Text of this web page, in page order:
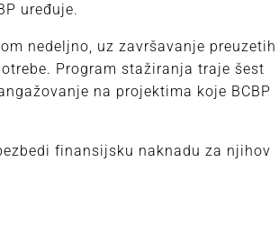
uređuje.
nedeljno, uz završavanje preuzetih
Program stažiranja traje šest
na projektima koje BCBP
finansijsku naknadu za njihov